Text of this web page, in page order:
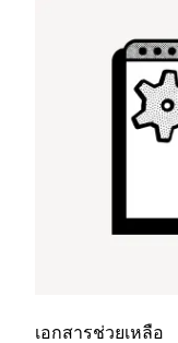
เอกสารช่วยเหลือ